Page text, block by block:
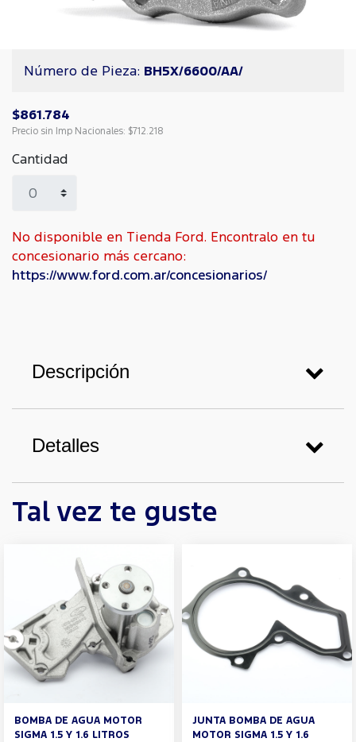
Número de Pieza: BH5X/6600/AA/
$861.784
Precio sin Imp Nacionales: $712.218
Cantidad
No disponible en Tienda Ford. Encontralo en tu
concesionario más cercano:
https://www.ford.com.ar/concesionarios/
Descripción
Detalles
Tal vez te guste
BOMBA DE AGUA MOTOR
SIGMA 1.5 Y 1.6 LITROS
JUNTA BOMBA DE AGUA
MOTOR SIGMA 1.5 Y 1.6